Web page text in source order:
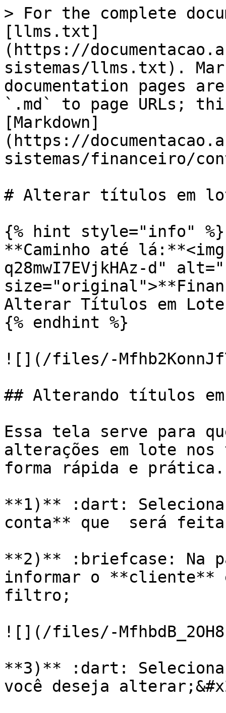
> For the complete
[llms.txt]
(https://
sistemas/llms.txt).
documentation pages
`.md` to page URLs;
[Markdown]
(https://
sistemas/financeiro/
# Alterar títulos em
{% hint style="info" %}
**Caminho até
q28mwI7EVjkHAz-d"
Alterar Títulos em
{% endhint %}
![](/files/-
## Alterando títulos
Essa tela serve para
alterações em lote
forma rápida e
**1)** :dart:
conta** que  será
**2)** :briefcase: Na
informar o **cliente**
filtro;
![](/files/-
**3)** :dart:
você deseja